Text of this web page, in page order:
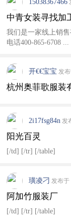
15038367466
中青女装寻找加
我们是一家线上销
电话400-865-6708 ...
开€€宝宝 发布
杭州奥菲歌服装
2i17fsg84n 发
阳光百灵
[/td] [/tr] [/table]
璜凌刁 发布于
阿加竹服装厂
[/td] [/tr] [/table]